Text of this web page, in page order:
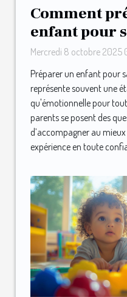
Comment
enfant pour
séance de
Mercredi 8 octobre 2025
Préparer un enfant pour
représente souvent une
qu'émotionnelle pour
parents se posent des
d’accompagner au
expérience en toute